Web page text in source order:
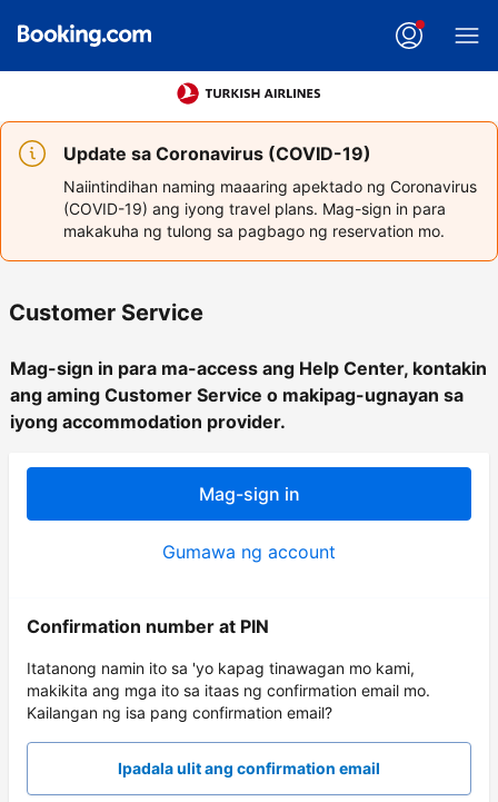
Update sa Coronavirus (COVID-19)
Naiintindihan naming maaaring apektado ng Coronavirus
(COVID-19) ang iyong travel plans. Mag-sign in para
makakuha ng tulong sa pagbago ng reservation mo.
Customer Service
Mag-sign in para ma-access ang Help Center, kontakin
ang aming Customer Service o makipag-ugnayan sa
iyong accommodation provider.
Mag-sign in
Gumawa ng account
Confirmation number at PIN
Itatanong namin ito sa 'yo kapag tinawagan mo kami,
makikita ang mga ito sa itaas ng confirmation email mo.
Kailangan ng isa pang confirmation email?
Ipadala ulit ang confirmation email